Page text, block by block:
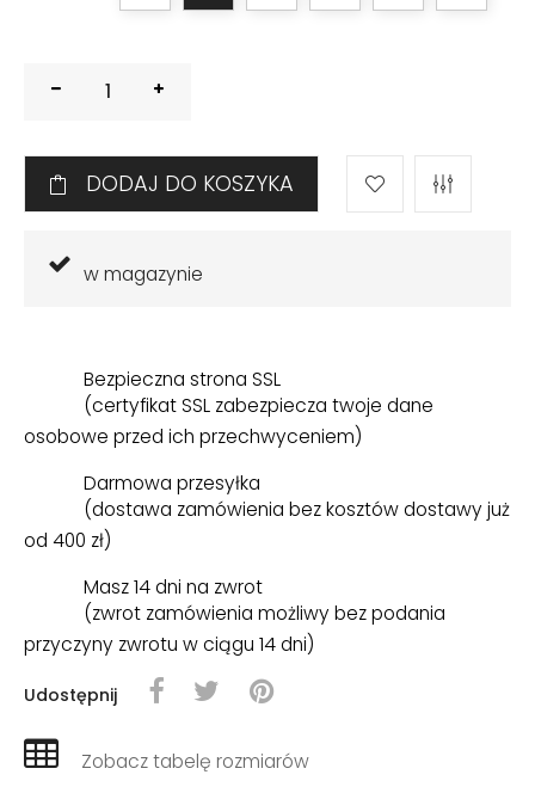
DODAJ DO KOSZYKA
w magazynie
Bezpieczna strona SSL
(certyfikat SSL zabezpiecza twoje dane
osobowe przed ich przechwyceniem)
Darmowa przesyłka
(dostawa zamówienia bez kosztów dostawy już
od 400 zł)
Masz 14 dni na zwrot
(zwrot zamówienia możliwy bez podania
przyczyny zwrotu w ciągu 14 dni)
Udostępnij
Zobacz tabelę rozmiarów